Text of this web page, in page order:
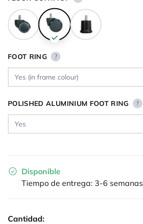
FOOT RING ?
POLISHED ALUMINIUM FOOT RING ?
Disponible
Tiempo de entrega: 3-6 semanas
Cantidad: